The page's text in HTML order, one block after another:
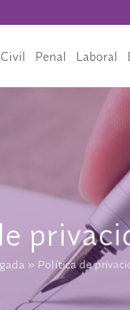
Civil Penal Laboral
» Política de